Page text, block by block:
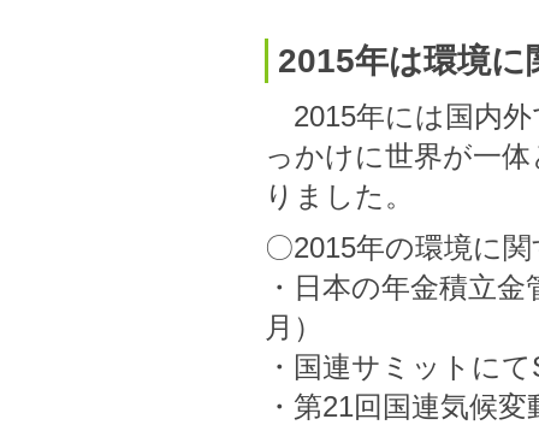
2015年は環境に
2015年には国内外
っかけに世界が一
りました。
〇2015年の環境に
・日本の年金積立
月）
・国連サミットに
・第21回国連気候